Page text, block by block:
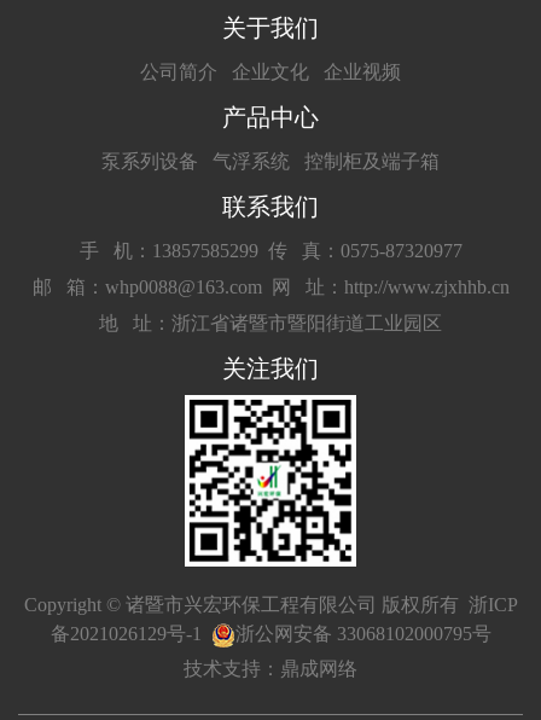
关于我们
公司简介 企业文化 企业视频
产品中心
泵系列设备 气浮系统 控制柜及端子箱
联系我们
手 机：13857585299 传 真：0575-87320977
邮 箱：whp0088@163.com
网 址：http://www.zjxhhb.cn
地 址：浙江省诸暨市暨阳街道工业园区
关注我们
Copyright © 诸暨市兴宏环保工程有限公司 版权所有 浙ICP
备2021026129号-1
浙公网安备 33068102000795号
技术支持：鼎成网络